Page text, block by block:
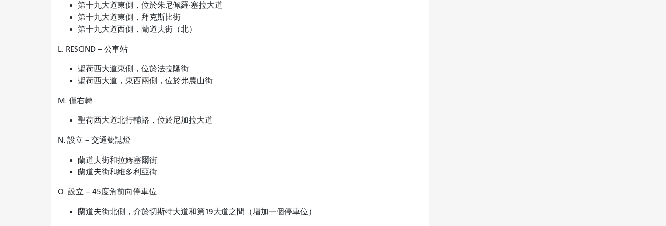
第十九大道東側，位於朱尼佩羅·塞拉大道
第十九大道東側，拜克斯比街
第十九大道西側，蘭道夫街（北）
L. RESCIND – 公車站
聖荷西大道東側，位於法拉隆街
聖荷西大道，東西兩側，位於弗農山街
M. 僅右轉
聖荷西大道北行輔路，位於尼加拉大道
N. 設立－交通號誌燈
蘭道夫街和拉姆塞爾街
蘭道夫街和維多利亞街
O. 設立 – 45度角前向停車位
蘭道夫街北側，介於切斯特大道和第19大道之間（增加一個停車位）